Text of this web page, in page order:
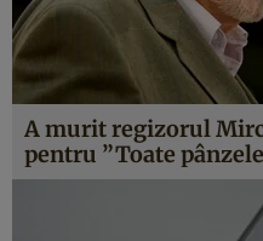
A murit regizorul
pentru ”Toate